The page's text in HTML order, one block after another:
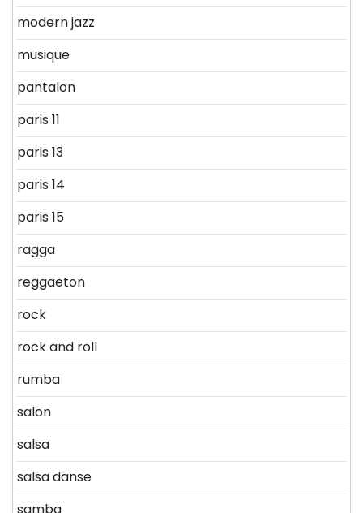
modern jazz
musique
pantalon
paris 11
paris 13
paris 14
paris 15
ragga
reggaeton
rock
rock and roll
rumba
salon
salsa
salsa danse
samba